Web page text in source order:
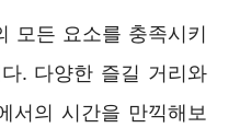
모든 요소를 충족시키
. 다양한 즐길 거리와
서의 시간을 만끽해보